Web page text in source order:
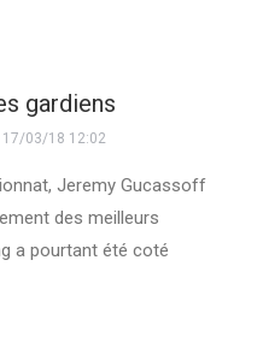
gardiens
17/03/18 12:02
Jeremy Gucassoff
des meilleurs
a pourtant été coté